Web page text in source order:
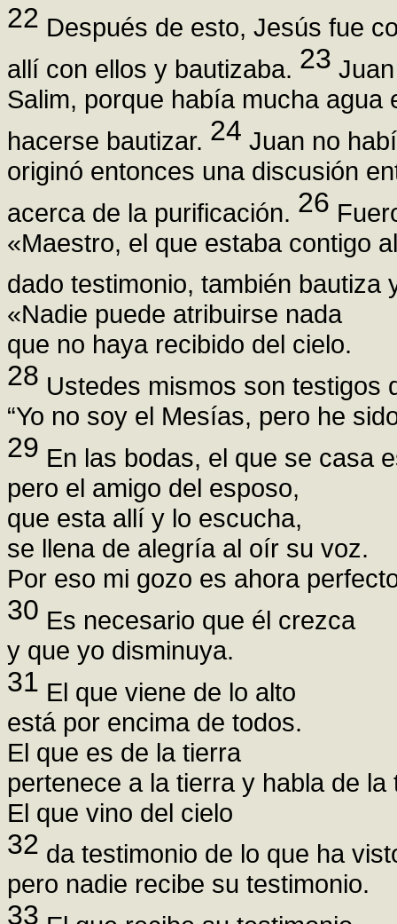
22 Después de esto, Jesús fue
allí con ellos y bautizaba. 23
Salim, porque había mucha
hacerse bautizar. 24 Juan no
originó entonces una discusión
acerca de la purificación. 26
«Maestro, el que estaba contigo
dado testimonio, también
«Nadie puede atribuirse nada
que no haya recibido del cielo.
28 Ustedes mismos son testigos
“Yo no soy el Mesías, pero he
29 En las bodas, el que se casa
pero el amigo del esposo,
que esta allí y lo escucha,
se llena de alegría al oír su voz.
Por eso mi gozo es ahora
30 Es necesario que él crezca
y que yo disminuya.
31 El que viene de lo alto
está por encima de todos.
El que es de la tierra
pertenece a la tierra y habla de la
El que vino del cielo
32 da testimonio de lo que ha
pero nadie recibe su testimonio.
33